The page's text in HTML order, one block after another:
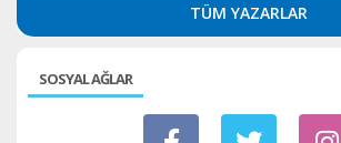
TÜM YAZARLAR
SOSYAL AĞLAR